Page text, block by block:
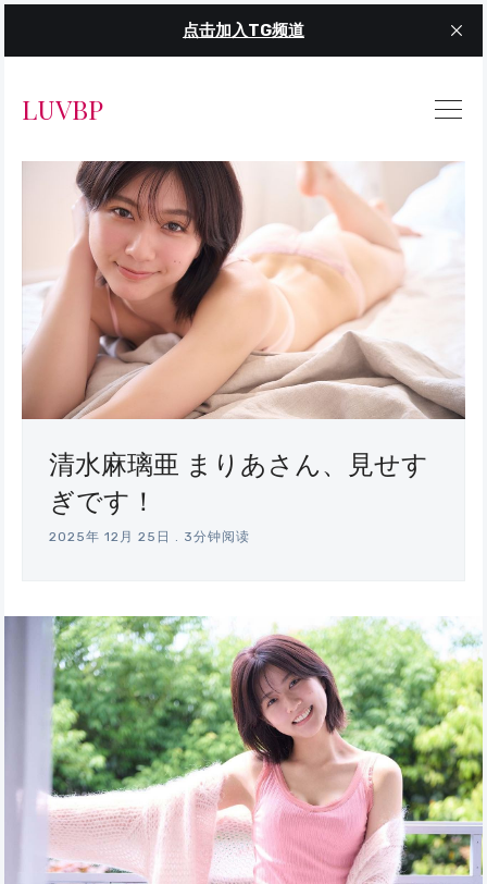
点击加入TG频道
LUVBP
清水麻璃亜 まりあさん、見せす
ぎです！
2025年 12月 25日 3分钟阅读